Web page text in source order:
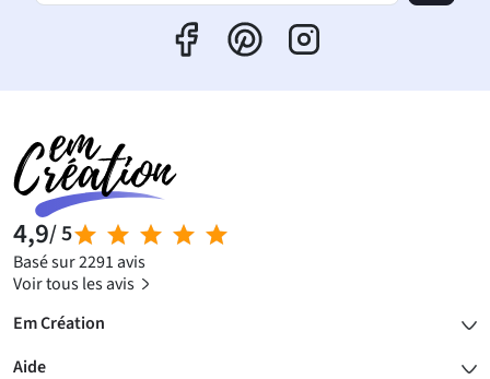
4,9/ 5
Basé sur 2291 avis
Voir tous les avis
Em Création
Aide